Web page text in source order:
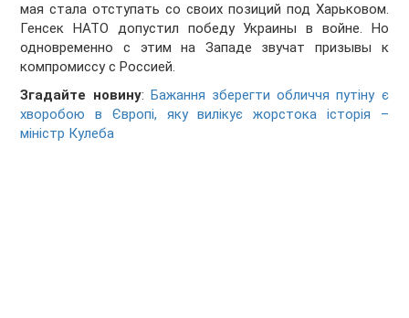
мая стала отступать со своих позиций под Харьковом.
Генсек НАТО допустил победу Украины в войне. Но
одновременно с этим на Западе звучат призывы к
компромиссу с Россией.
Згадайте новину: Бажання зберегти обличчя путіну є
хворобою в Європі, яку вилікує жорстока історія –
міністр Кулеба